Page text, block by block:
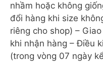
nhầm hoặc không
đổi hàng khi size
riêng cho shop) –
khi nhận hàng – Điều
(trong vòng 07 ngày